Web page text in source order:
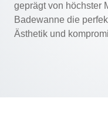
geprägt von höchster
Badewanne die
Ästhetik und